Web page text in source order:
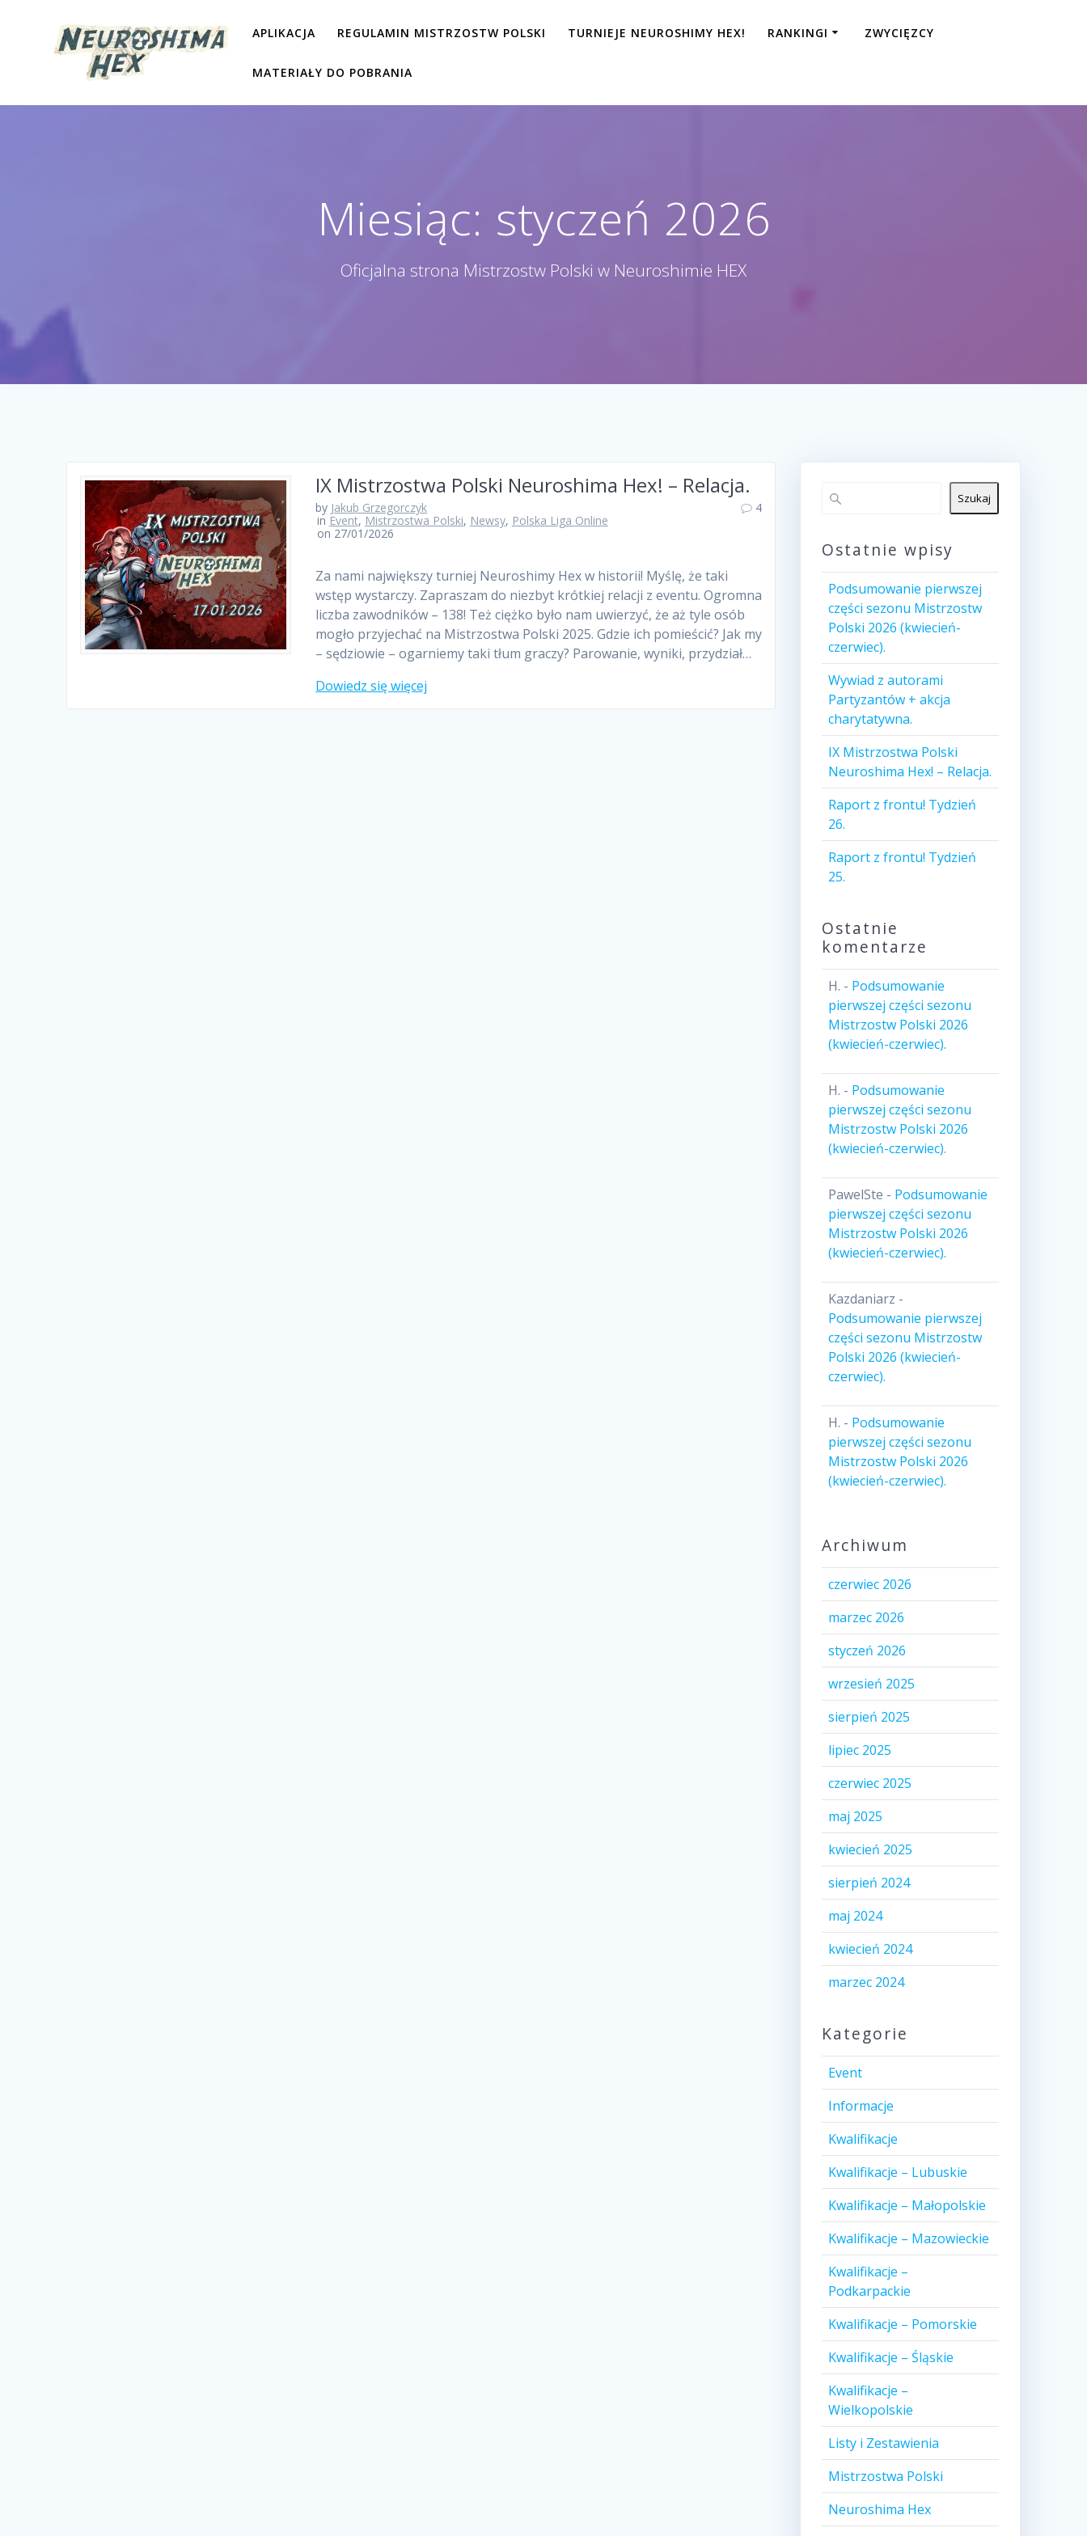
APLIKACJA REGULAMIN MISTRZOSTW POLSKI TURNIEJE NEUROSHIMY HEX! RANKINGI ZWYCIĘZCY
MATERIAŁY DO POBRANIA
Miesiąc: styczeń 2026
Oficjalna strona Mistrzostw Polski w Neuroshimie HEX
IX Mistrzostwa Polski Neuroshima Hex! – Relacja.
by Jakub Grzegorczyk
in Event, Mistrzostwa Polski, Newsy, Polska Liga Online
on 27/01/2026
4
Za nami największy turniej Neuroshimy Hex w historii! Myślę, że taki
wstęp wystarczy. Zapraszam do niezbyt krótkiej relacji z eventu. Ogromna
liczba zawodników – 138! Też ciężko było nam uwierzyć, że aż tyle osób
mogło przyjechać na Mistrzostwa Polski 2025. Gdzie ich pomieścić? Jak my
– sędziowie – ogarniemy taki tłum graczy? Parowanie, wyniki, przydział…
Dowiedz się więcej
Szukaj
Ostatnie wpisy
Podsumowanie pierwszej
części sezonu Mistrzostw
Polski 2026 (kwiecień-
czerwiec).
Wywiad z autorami
Partyzantów + akcja
charytatywna.
IX Mistrzostwa Polski
Neuroshima Hex! – Relacja.
Raport z frontu! Tydzień
26.
Raport z frontu! Tydzień
25.
Ostatnie
komentarze
H. - Podsumowanie
pierwszej części sezonu
Mistrzostw Polski 2026
(kwiecień-czerwiec).
H. - Podsumowanie
pierwszej części sezonu
Mistrzostw Polski 2026
(kwiecień-czerwiec).
PawelSte - Podsumowanie
pierwszej części sezonu
Mistrzostw Polski 2026
(kwiecień-czerwiec).
Kazdaniarz -
Podsumowanie pierwszej
części sezonu Mistrzostw
Polski 2026 (kwiecień-
czerwiec).
H. - Podsumowanie
pierwszej części sezonu
Mistrzostw Polski 2026
(kwiecień-czerwiec).
Archiwum
czerwiec 2026
marzec 2026
styczeń 2026
wrzesień 2025
sierpień 2025
lipiec 2025
czerwiec 2025
maj 2025
kwiecień 2025
sierpień 2024
maj 2024
kwiecień 2024
marzec 2024
Kategorie
Event
Informacje
Kwalifikacje
Kwalifikacje – Lubuskie
Kwalifikacje – Małopolskie
Kwalifikacje – Mazowieckie
Kwalifikacje –
Podkarpackie
Kwalifikacje – Pomorskie
Kwalifikacje – Śląskie
Kwalifikacje –
Wielkopolskie
Listy i Zestawienia
Mistrzostwa Polski
Neuroshima Hex